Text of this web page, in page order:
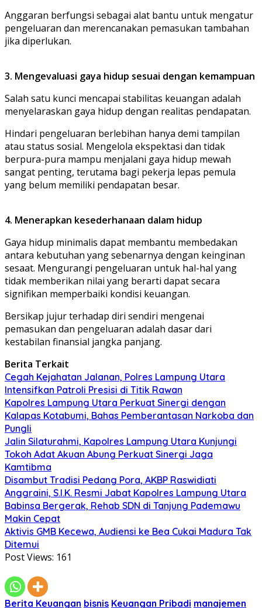
Anggaran berfungsi sebagai alat bantu untuk mengatur
pengeluaran dan merencanakan pemasukan tambahan
jika diperlukan.
3. Mengevaluasi gaya hidup sesuai dengan kemampuan
Salah satu kunci mencapai stabilitas keuangan adalah
menyelaraskan gaya hidup dengan realitas pendapatan.
Hindari pengeluaran berlebihan hanya demi tampilan
atau status sosial. Mengelola ekspektasi dan tidak
berpura-pura mampu menjalani gaya hidup mewah
sangat penting, terutama bagi pekerja lepas pemula
yang belum memiliki pendapatan besar.
4. Menerapkan kesederhanaan dalam hidup
Gaya hidup minimalis dapat membantu membedakan
antara kebutuhan yang sebenarnya dengan keinginan
sesaat. Mengurangi pengeluaran untuk hal-hal yang
tidak memberikan nilai yang berarti dapat secara
signifikan memperbaiki kondisi keuangan.
Bersikap jujur terhadap diri sendiri mengenai
pemasukan dan pengeluaran adalah dasar dari
kestabilan finansial jangka panjang.
Berita Terkait
Cegah Kejahatan Jalanan, Polres Lampung Utara
Intensifkan Patroli Presisi di Titik Rawan
Kapolres Lampung Utara Perkuat Sinergi dengan
Kalapas Kotabumi, Bahas Pemberantasan Narkoba dan
Pungli
Jalin Silaturahmi, Kapolres Lampung Utara Kunjungi
Tokoh Adat Akuan Abung Perkuat Sinergi Jaga
Kamtibma
Disambut Tradisi Pedang Pora, AKBP Raswidiati
Anggraini, S.I.K. Resmi Jabat Kapolres Lampung Utara
Babinsa Bergerak, Rehab SDN di Tanjung Pademawu
Makin Cepat
Aktivis GMB Kecewa, Audiensi ke Bea Cukai Madura Tak
Ditemui
Post Views: 161
Berita Keuangan bisnis Keuangan Pribadi manajemen